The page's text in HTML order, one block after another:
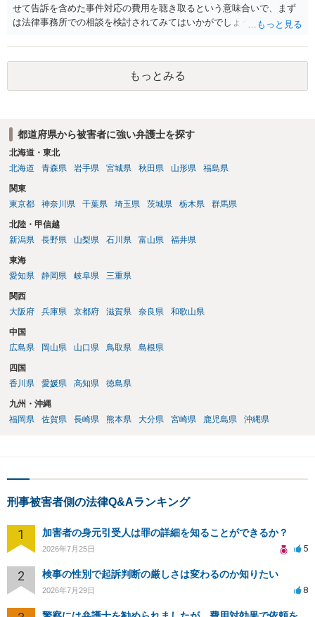
せて告訴を含めた事件対応の費用を聴き取るという意味合いで、まず
は法律事務所での相談を検討されてみてはいかがでしょうか。 上記、
もっとみる
都道府県から被害者に強い弁護士を探す
北海道・東北
北海道
青森県 岩手県 宮城県 秋田県 山形県 福島県
関東
東京都
神奈川県 千葉県 埼玉県 茨城県 栃木県 群馬県
北陸・甲信越
新潟県
長野県 山梨県 石川県 富山県 福井県
東海
愛知県
静岡県 岐阜県 三重県
関西
大阪府
兵庫県 京都府 滋賀県 奈良県 和歌山県
中国
広島県
岡山県 山口県 鳥取県 島根県
四国
香川県
愛媛県 高知県 徳島県
九州・沖縄
福岡県
佐賀県 長崎県 熊本県 大分県 宮崎県 鹿児島県 沖縄県
刑事被害者側の法律Q&Aランキング
1 加害者の身元引受人は罪の詳細を知ることができるか？
2026年7月25日 5
2 検事の性別で起訴判断の厳しさは変わるのか知りたい
2026年7月29日 8